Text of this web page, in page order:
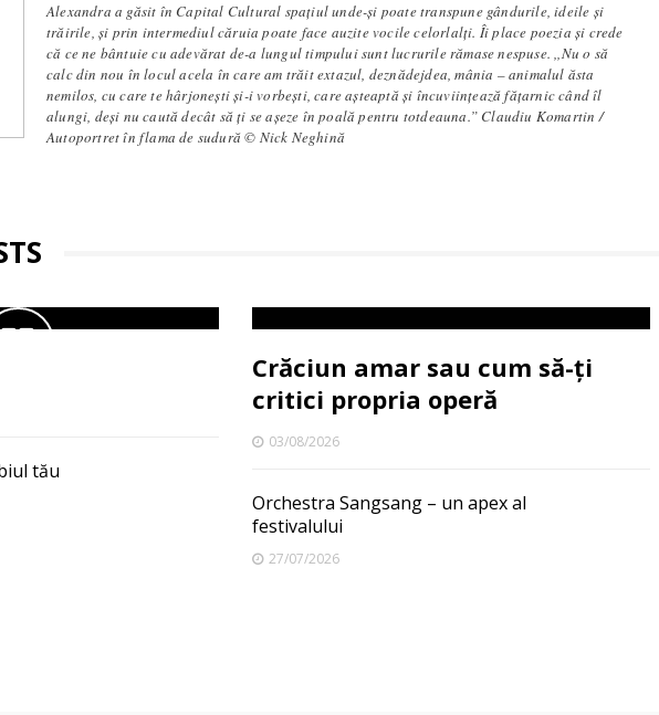
Alexandra a găsit în Capital Cultural spațiul unde-și poate transpune gândurile, ideile și
trăirile, și prin intermediul căruia poate face auzite vocile celorlalți. Îi place poezia și crede
că ce ne bântuie cu adevărat de-a lungul timpului sunt lucrurile rămase nespuse. ,,Nu o să
calc din nou în locul acela în care am trăit extazul, deznădejdea, mânia – animalul ăsta
nemilos, cu care te hârjonești și-i vorbești, care așteaptă și încuviințează fățarnic când îl
alungi, deși nu caută decât să ți se așeze în poală pentru totdeauna.” Claudiu Komartin /
Autoportret în flama de sudură © Nick Neghină
tău
Crăciun amar sau cum să-ți
critici propria operă
03/08/2026
Orchestra Sangsang – un apex al
festivalului
27/07/2026